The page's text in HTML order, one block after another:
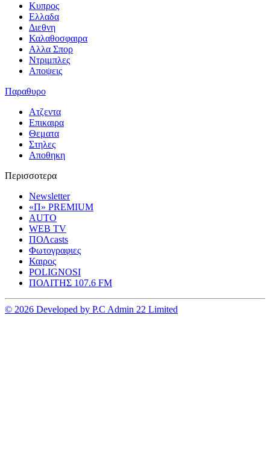
Κυπρος
Ελλαδα
Διεθνη
Καλαθοσφαιρα
Αλλα Σπορ
Ντριμπλες
Αποψεις
Παραθυρο
Ατζεντα
Επικαιρα
Θεματα
Στηλες
Αποθηκη
Περισσοτερα
Newsletter
«Π» PREMIUM
AUTO
WEB TV
ΠΟΛcasts
Φωτογραφιες
Καιρος
POLIGNOSI
ΠΟΛΙΤΗΣ 107.6 FM
© 2026 Developed by P.C Admin 22 Limited